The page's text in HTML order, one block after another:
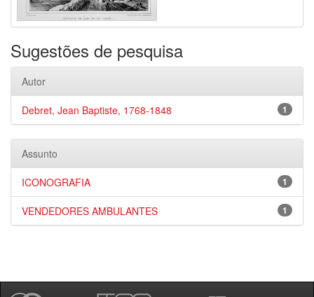
Sugestões de pesquisa
Autor
1
Debret, Jean Baptiste, 1768-1848
Assunto
1
ICONOGRAFIA
1
VENDEDORES AMBULANTES